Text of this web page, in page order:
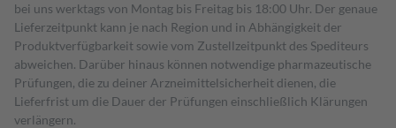
bei uns werktags von Montag bis Freitag bis 18:00 Uhr. Der genaue
Lieferzeitpunkt kann je nach Region und in Abhängigkeit der
Produktverfügbarkeit sowie vom Zustellzeitpunkt des Spediteurs
abweichen. Darüber hinaus können notwendige pharmazeutische
Prüfungen, die zu deiner Arzneimittelsicherheit dienen, die
Lieferfrist um die Dauer der Prüfungen einschließlich Klärungen
verlängern.